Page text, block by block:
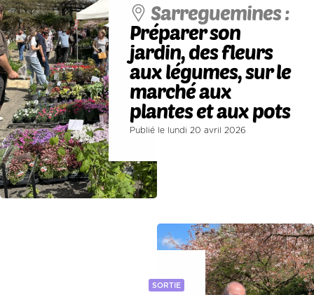
Sarreguemines :
Préparer son
jardin, des fleurs
aux légumes, sur le
marché aux
plantes et aux pots
Publié le lundi 20 avril 2026
SORTIE